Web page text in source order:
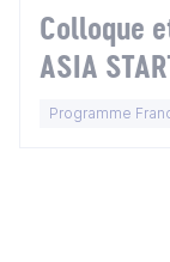
Colloque
ASIA
Singapour
Programme